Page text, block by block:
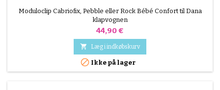
Moduloclip Cabriofix, Pebble eller Rock Bébé Confort til Dana
klapvognen
Pris
44,90 €
 Læg i indkøbskurv
 Ikke på lager